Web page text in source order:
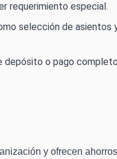
requerimiento especial.
selección de asientos
depósito o pago
y ofrecen